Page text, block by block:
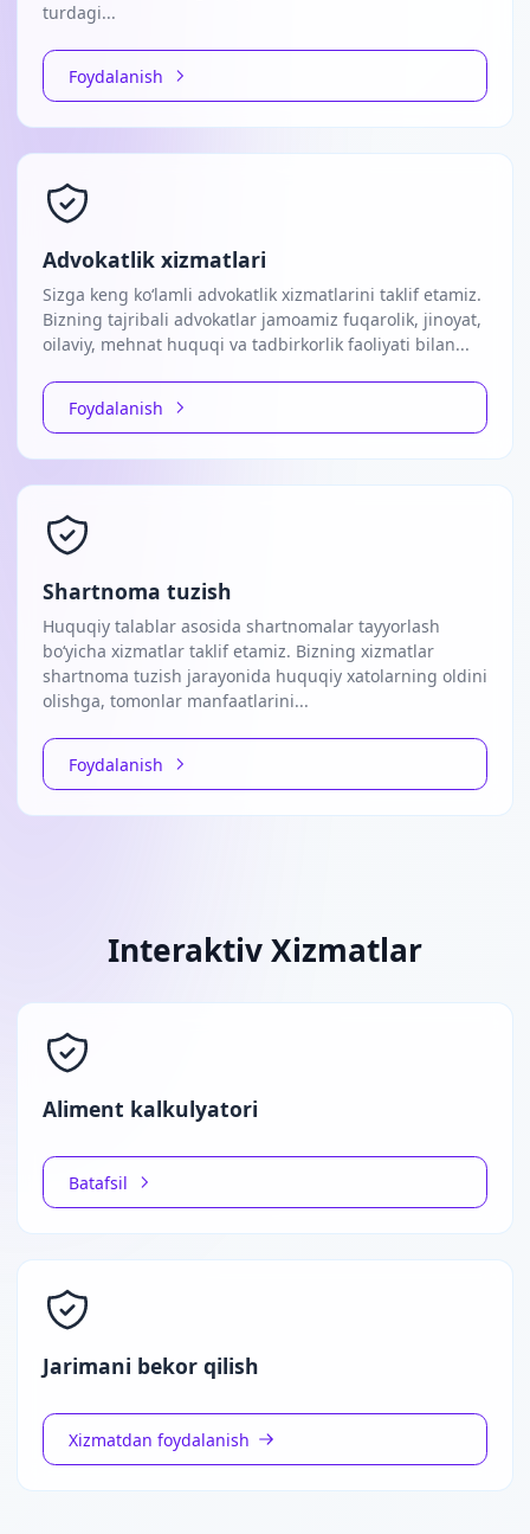
turdagi...
Foydalanish
Advokatlik xizmatlari
Sizga keng ko‘lamli advokatlik xizmatlarini taklif etamiz.
Bizning tajribali advokatlar jamoamiz fuqarolik, jinoyat,
oilaviy, mehnat huquqi va tadbirkorlik faoliyati bilan...
Foydalanish
Shartnoma tuzish
Huquqiy talablar asosida shartnomalar tayyorlash
bo‘yicha xizmatlar taklif etamiz. Bizning xizmatlar
shartnoma tuzish jarayonida huquqiy xatolarning oldini
olishga, tomonlar manfaatlarini...
Foydalanish
Interaktiv Xizmatlar
Aliment kalkulyatori
Batafsil
Jarimani bekor qilish
Xizmatdan foydalanish